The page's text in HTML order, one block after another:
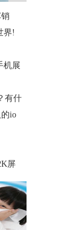
界!
机展
有什
io
屏